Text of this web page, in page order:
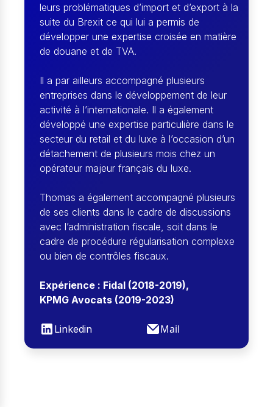
leurs problématiques d’import et d’export à la
suite du Brexit ce qui lui a permis de
développer une expertise croisée en matière
de douane et de TVA.
Il a par ailleurs accompagné plusieurs
entreprises dans le développement de leur
activité à l’internationale. Il a également
développé une expertise particulière dans le
secteur du retail et du luxe à l’occasion d’un
détachement de plusieurs mois chez un
opérateur majeur français du luxe.
Thomas a également accompagné plusieurs
de ses clients dans le cadre de discussions
avec l’administration fiscale, soit dans le
cadre de procédure régularisation complexe
ou bien de contrôles fiscaux.
Expérience : Fidal (2018-2019),
KPMG Avocats (2019-2023)
Linkedin Mail